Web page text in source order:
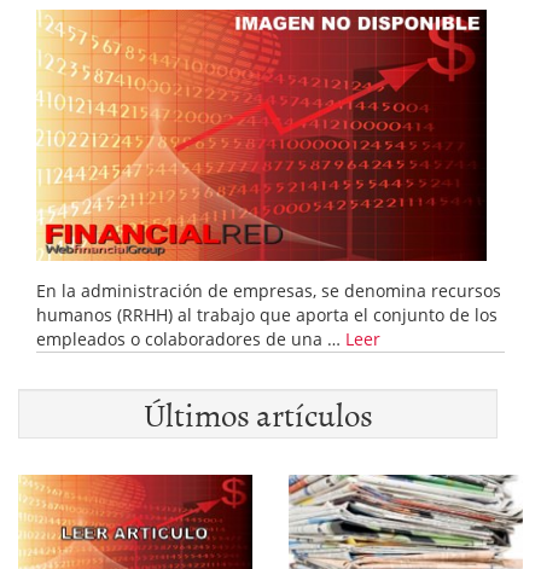
En la administración de empresas, se denomina recursos
humanos (RRHH) al trabajo que aporta el conjunto de los
empleados o colaboradores de una … Leer
Últimos artículos